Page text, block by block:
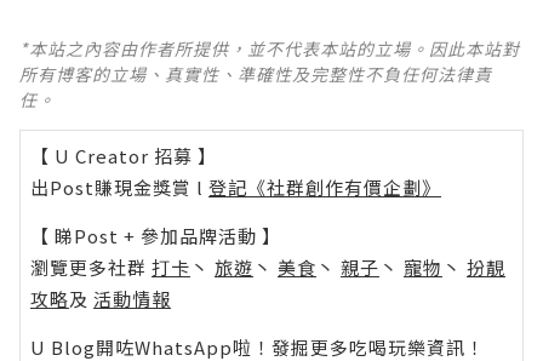
*本站之內容由作者所提供，並不代表本站的立場。因此本站對
所有博客的立場、真實性、準確性及完整性不負任何法律責
任。
【 U Creator 招募 】
出Post賺現金獎賞 l 登記《社群創作有價企劃》
【 睇Post + 參加品牌活動 】
瀏覽更多社群 打卡 丶 旅遊 丶 美食 丶 親子 丶 寵物 丶 扮靚
攻略及 活動情報
U Blog開咗WhatsApp啦！發掘更多吃喝玩樂資訊！